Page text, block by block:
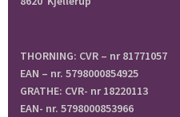
THORNING: CVR – nr 81771057
EAN – nr. 5798000854925
GRATHE: CVR- nr 18220113
EAN- nr. 5798000853966